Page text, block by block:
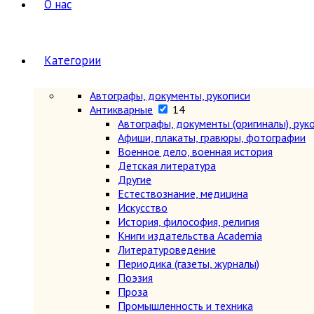
О нас
Категории
Автографы, документы, рукописи
Антикварные
14
Автографы, документы (оригиналы),
Афиши, плакаты, гравюры, фотографии
Военное дело, военная история
Детская литература
Другие
Естествознание, медицина
Искусство
История, философия, религия
Книги издательства Academia
Литературоведение
Периодика (газеты, журналы)
Поэзия
Проза
Промышленность и техника